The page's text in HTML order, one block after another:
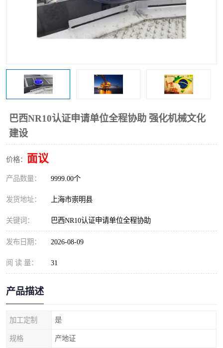
巴西NR10认证申请单位全程协助 强化机械文化
建设
价格： 面议
产品数量： 9999.00个
发货地址： 上海市崇明县
关键词： 巴西NR10认证申请单位全程协助
发布日期： 2026-08-09
阅 读 量： 31
产品描述
加工定制 是
规格 产地证